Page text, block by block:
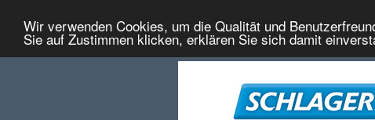
Wir verwenden Cookies, um die Qualität und
Sie auf Zustimmen klicken, erklären Sie sich damit